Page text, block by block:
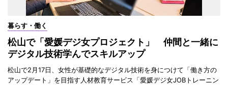
暮らす・働く
松山で「愛媛デジ女プロジェクト」 仲間と一緒に
デジタル技術学んでスキルアップ
松山で2月17日、女性が基礎的なデジタル技術を身につけて「働き方の
アップデート」を目指す人材教育サービス「愛媛デジ女JOBトレーニン